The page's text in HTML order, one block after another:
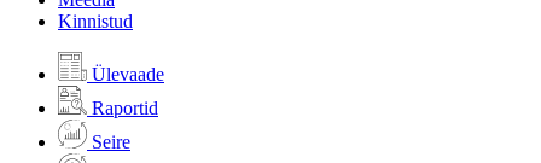
Kinnistud
Ülevaade
Raportid
Seire